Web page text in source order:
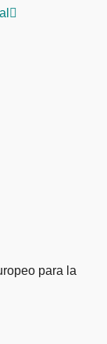
para la